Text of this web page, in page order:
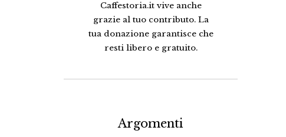
Caffestoria.it vive anche
grazie al tuo contributo. La
tua donazione garantisce che
resti libero e gratuito.
Argomenti